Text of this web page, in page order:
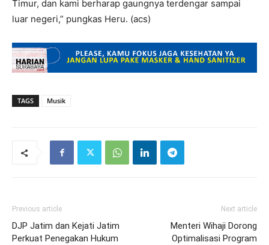
Timur, dan kami berharap gaungnya terdengar sampai
luar negeri,” pungkas Heru. (acs)
TAGS Musik
Previous article
DJP Jatim dan Kejati Jatim
Perkuat Penegakan Hukum
Next article
Menteri Wihaji Dorong
Optimalisasi Program